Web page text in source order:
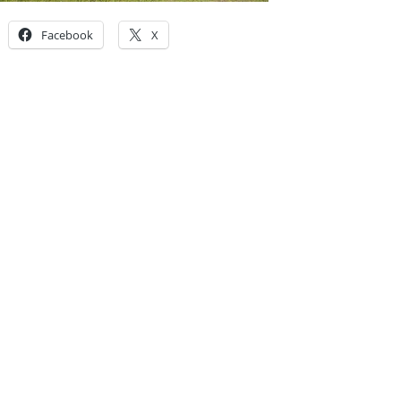
Facebook X